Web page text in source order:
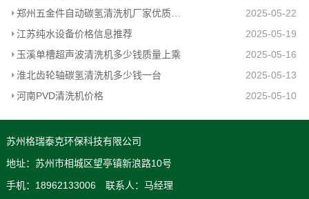
郑州五金件自动碳氢清洗机厂家优质推荐
2025-05-22
江苏纯水设备价格信息推荐
2025-05-19
玉溪单槽超声波清洗机多少钱质量上乘
2025-05-16
淮北齿轮轴碳氢清洗机多少钱一台
2025-05-13
河南PVD清洗机价格
2025-05-10
苏州格瑞泰克环保科技有限公司
地址：苏州市相城区望亭镇新浪路10号
手机：18962133006 联系人：马经理